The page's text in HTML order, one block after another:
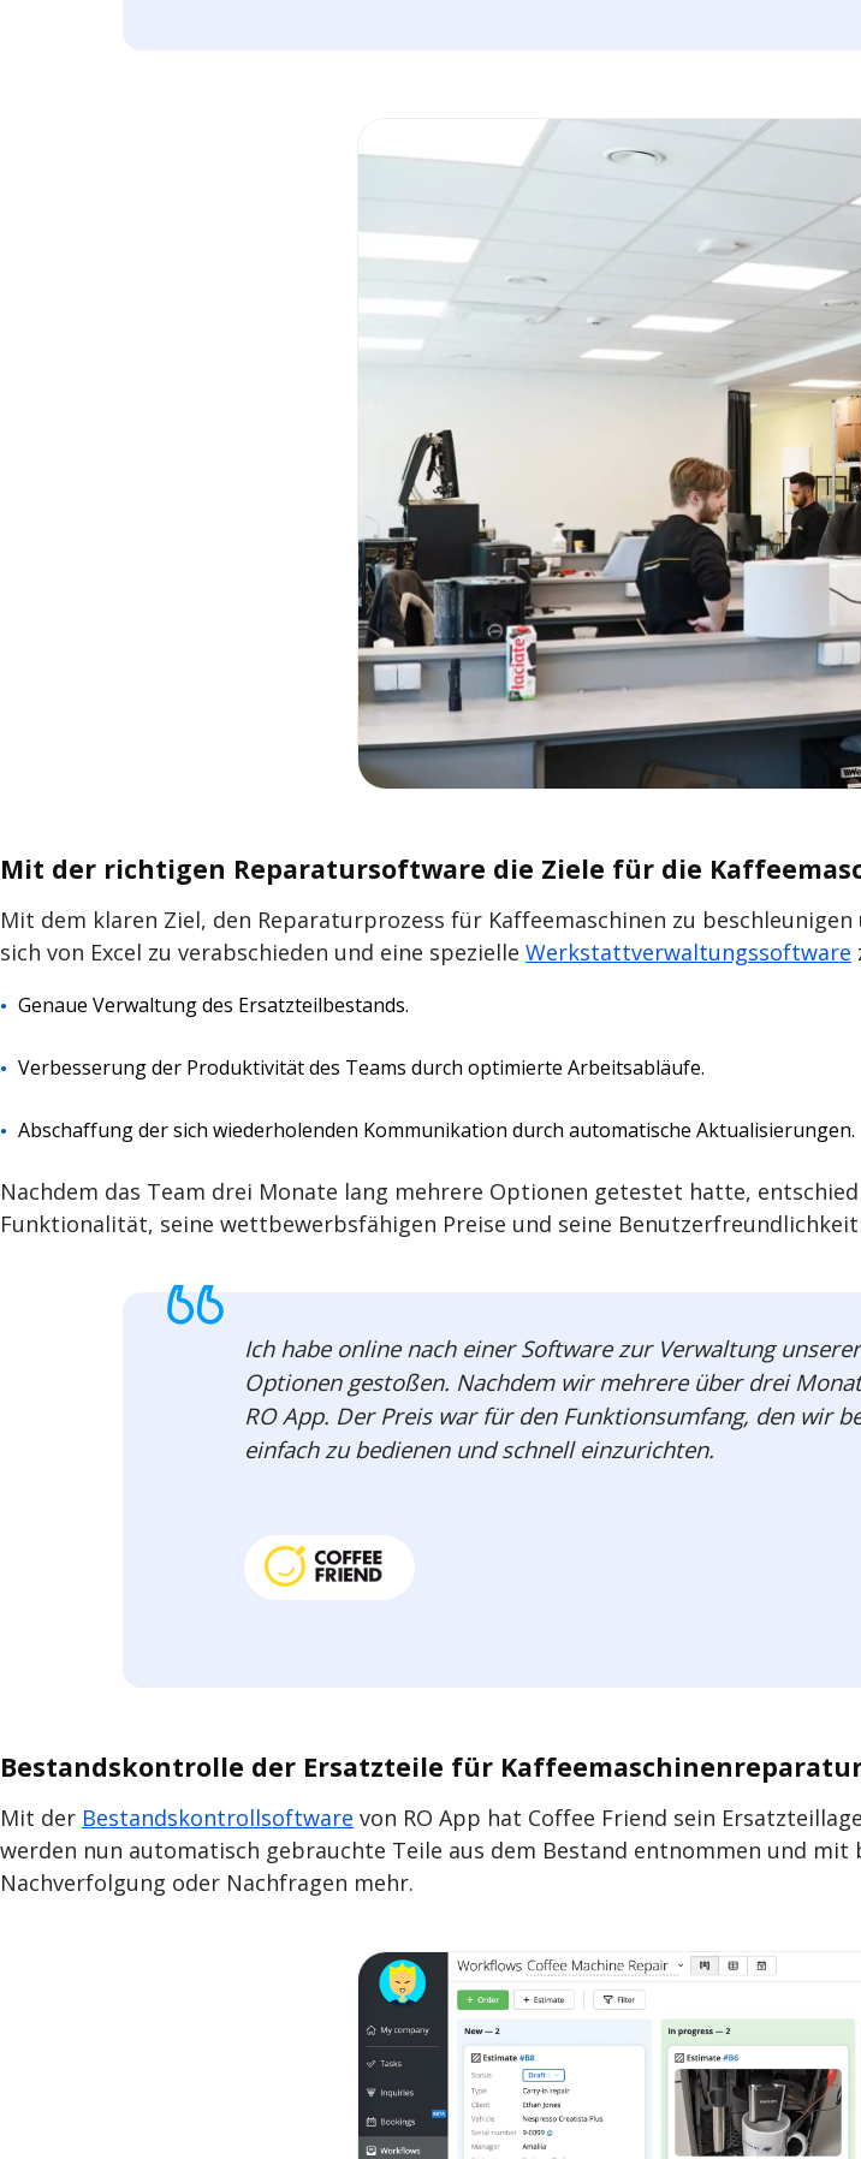
Mit der richtigen Reparatursoftware die Ziele für die
Mit dem klaren Ziel, den Reparaturprozess für Kaffeemaschinen zu
sich von Excel zu verabschieden und eine spezielle Werkstattverwaltungssoftware
Genaue Verwaltung des Ersatzteilbestands.
Verbesserung der Produktivität des Teams durch optimierte Arbeitsabläufe.
Abschaffung der sich wiederholenden Kommunikation durch automatische Aktualisierungen.
Nachdem das Team drei Monate lang mehrere Optionen getestet hatte,
Funktionalität, seine wettbewerbsfähigen Preise und seine Benutzerfreundlichkeit
Ich habe online nach einer Software zur Verwaltung
Optionen gestoßen. Nachdem wir mehrere über drei
RO App. Der Preis war für den Funktionsumfang, den wir
einfach zu bedienen und schnell einzurichten.
Bestandskontrolle der Ersatzteile für
Mit der Bestandskontrollsoftware von RO App hat Coffee Friend sein
werden nun automatisch gebrauchte Teile aus dem Bestand entnommen und
Nachverfolgung oder Nachfragen mehr.